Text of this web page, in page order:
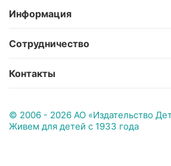
Информация
Сотрудничество
Контакты
© 2006 - 2026 АО «Издательство
Живем для детей с 1933 года